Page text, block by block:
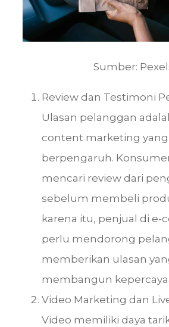
Sumber:
Review dan Testimoni
Ulasan pelanggan
content marketing
berpengaruh.
mencari review dari
sebelum membeli
karena itu, penjual di e-
perlu mendorong
memberikan ulasan
membangun
Video Marketing dan
Video memiliki daya